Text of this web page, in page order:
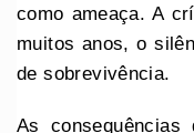
como ameaça. A
muitos anos, o
de sobrevivência.
As